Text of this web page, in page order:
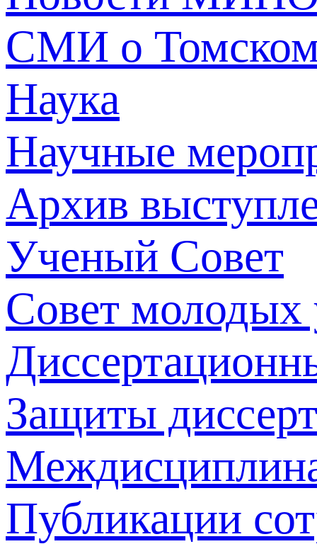
СМИ о
Наука
Научные
Архив
Ученый Совет
Совет молодых
Защиты
Публикации